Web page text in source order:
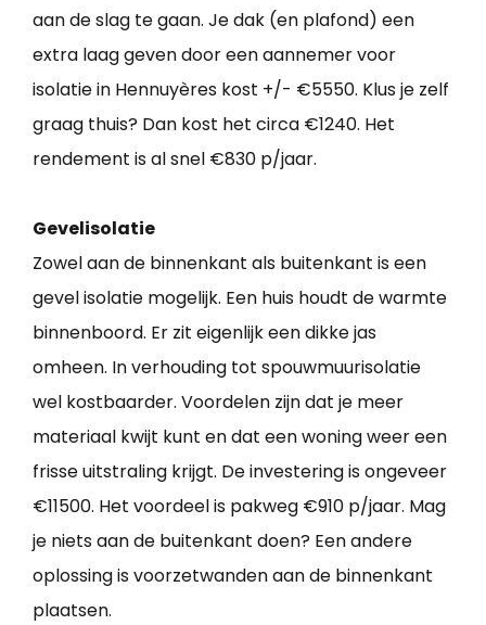
aan de slag te gaan. Je dak (en plafond) een
extra laag geven door een aannemer voor
isolatie in Hennuyères kost +/- €5550. Klus je zelf
graag thuis? Dan kost het circa €1240. Het
rendement is al snel €830 p/jaar.
Gevelisolatie
Zowel aan de binnenkant als buitenkant is een
gevel isolatie mogelijk. Een huis houdt de warmte
binnenboord. Er zit eigenlijk een dikke jas
omheen. In verhouding tot spouwmuurisolatie
wel kostbaarder. Voordelen zijn dat je meer
materiaal kwijt kunt en dat een woning weer een
frisse uitstraling krijgt. De investering is ongeveer
€11500. Het voordeel is pakweg €910 p/jaar. Mag
je niets aan de buitenkant doen? Een andere
oplossing is voorzetwanden aan de binnenkant
plaatsen.